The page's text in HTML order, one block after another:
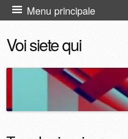
Voi siete qui
Menu principale
al
contenuto